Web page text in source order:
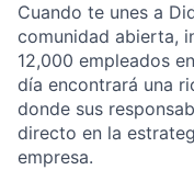
Cuando te unes a
comunidad abierta,
12,000 empleados
día encontrará una
donde sus
directo en la
empresa.